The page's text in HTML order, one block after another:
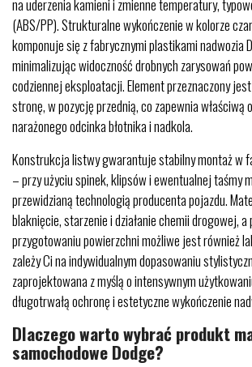
na uderzenia kamieni i zmienne temperatury,
(ABS/PP). Strukturalne wykończenie w kolorze
komponuje się z fabrycznymi plastikami nadwozia
minimalizując widoczność drobnych zarysowań
codziennej eksploatacji. Element przeznaczony
stronę, w pozycję przednią, co zapewnia właściwą
narażonego odcinka błotnika i nadkola.
Konstrukcja listwy gwarantuje stabilny montaż w
– przy użyciu spinek, klipsów i ewentualnej taśmy
przewidzianą technologią producenta pojazdu.
blaknięcie, starzenie i działanie chemii drogowej, a
przygotowaniu powierzchni możliwe jest również
zależy Ci na indywidualnym dopasowaniu
zaprojektowana z myślą o intensywnym
długotrwałą ochronę i estetyczne wykończenie
Dlaczego warto wybrać produkt
samochodowe Dodge?